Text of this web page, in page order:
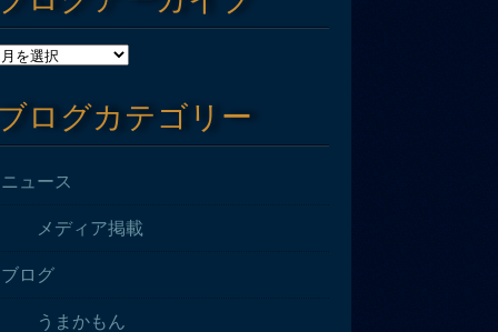
ログカテゴリー
ニュース
メディア掲載
ブログ
うまかもん